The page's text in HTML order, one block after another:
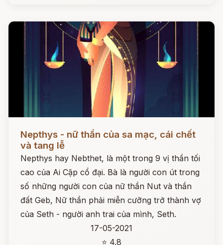
Nepthys - nữ thần của sa mạc, cái chết
và tang lễ
Nepthys hay Nebthet, là một trong 9 vị thần tối
cao của Ai Cập cổ đại. Bà là người con út trong
số những người con của nữ thần Nut và thần
đất Geb, Nữ thần phải miễn cưỡng trở thành vợ
của Seth - người anh trai của mình, Seth.
17-05-2021
⭐ 4.8